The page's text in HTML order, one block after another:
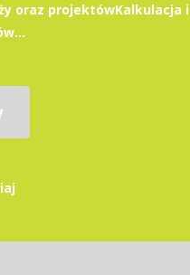
oraz projektówKalkulacja i